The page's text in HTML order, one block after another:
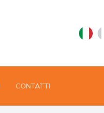
CONTATTI